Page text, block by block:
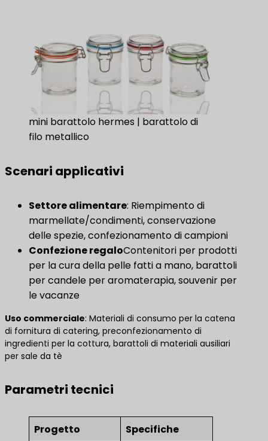
mini barattolo hermes | barattolo di
filo metallico
Scenari applicativi
​Settore alimentare​​: Riempimento di
marmellate/condimenti, conservazione
delle spezie, confezionamento di campioni
​Confezione regalo​Contenitori per prodotti
per la cura della pelle fatti a mano, barattoli
per candele per aromaterapia, souvenir per
le vacanze
Uso commerciale​: Materiali di consumo per la catena
di fornitura di catering, preconfezionamento di
ingredienti per la cottura, barattoli di materiali ausiliari
per sale da tè
Parametri tecnici
Progetto
Specifiche